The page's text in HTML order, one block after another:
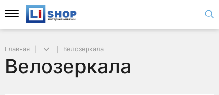
Главная Велозеркала
Велозеркала